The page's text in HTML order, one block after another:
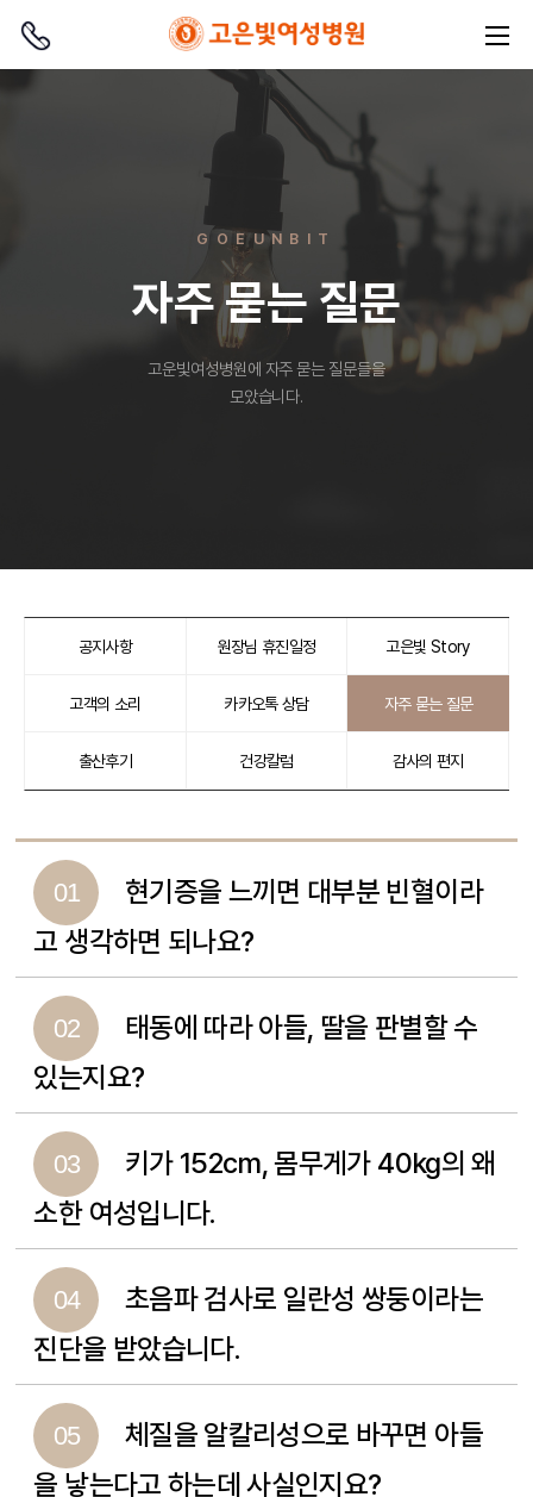
GOEUNBIT
자주 묻는 질문
고운빛여성병원에 자주 묻는 질문들을
모았습니다.
공지사항 원장님 휴진일정 고은빛 Story
고객의 소리 카카오톡 상담 자주 묻는 질문
출산후기 건강칼럼 감사의 편지
01
현기증을 느끼면 대부분 빈혈이라
고 생각하면 되나요?
02
태동에 따라 아들, 딸을 판별할 수
있는지요?
03
키가 152cm, 몸무게가 40kg의 왜
소한 여성입니다.
04
초음파 검사로 일란성 쌍둥이라는
진단을 받았습니다.
05
체질을 알칼리성으로 바꾸면 아들
을 낳는다고 하는데 사실인지요?